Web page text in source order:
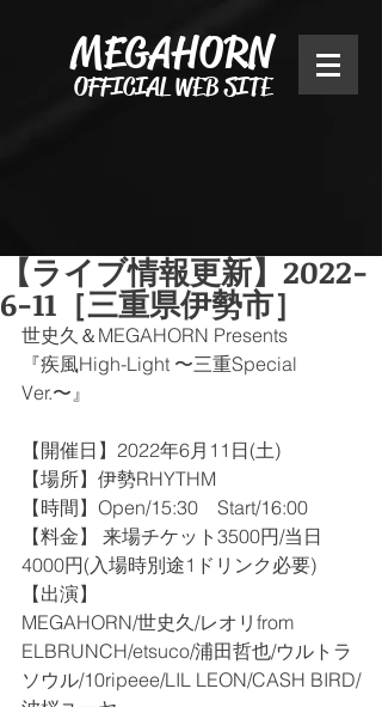
MEGAHORN
OFFICIAL WEB SITE
【ライブ情報更新】2022-
6-11［三重県伊勢市］
世史久＆MEGAHORN Presents
『疾風High-Light 〜三重Special
Ver.〜』
【開催日】2022年6月11日(土)﻿
【場所】伊勢RHYTHM
【時間】Open/15:30　Start/16:00
【料金】 来場チケット3500円/当日
4000円(入場時別途1ドリンク必要)﻿
【出演】﻿
MEGAHORN/世史久/レオリfrom
ELBRUNCH/etsuco/浦田哲也/ウルトラ
ソウル/10ripeee/LIL LEON/CASH BIRD/